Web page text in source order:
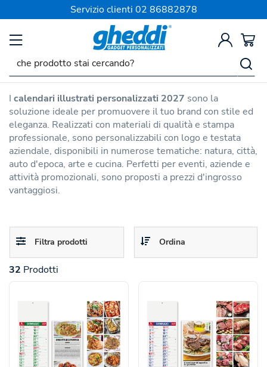
Servizio clienti 02 86882878
SPEDIZIONE SEMPRE GRATIS
Calendari 2027
Calendari Illustrati
Personalizzati 2027
I calendari illustrati personalizzati 2027 sono la
soluzione ideale per promuovere il tuo brand con stile ed
eleganza. Realizzati con materiali di qualità e stampa
professionale, sono personalizzabili con logo e testata
aziendale, disponibili in numerose tematiche: natura, città,
auto d'epoca, arte e cucina. Perfetti per eventi, aziende e
attività promozionali, sono proposti a prezzi d'ingrosso
vantaggiosi.
Toggle
navigation
Filtra prodotti
Toggle
navigation
Ordina
32 Prodotti